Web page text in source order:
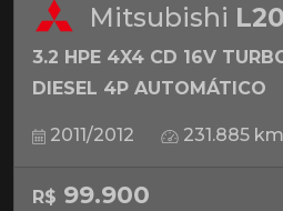
Mitsubishi
3.2 HPE 4X4 CD 16V
DIESEL 4P AUTOMÁTICO
2011/2012 231.885 km
R$ 99.900